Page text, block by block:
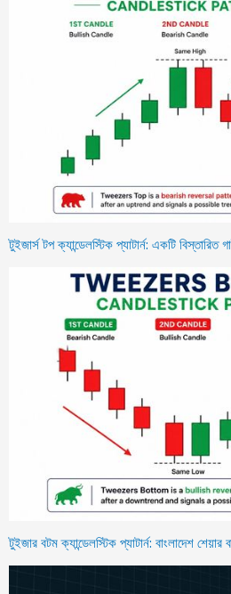
টুইজার্স টপ ক্যান্ডেলস্টিক প্যাটার্ন: একটি বিস্তারিত
টুইজার বটম ক্যান্ডেলস্টিক প্যাটার্ন: বাংলাদেশ